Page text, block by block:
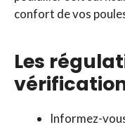
confort de vos
Les
Informez-